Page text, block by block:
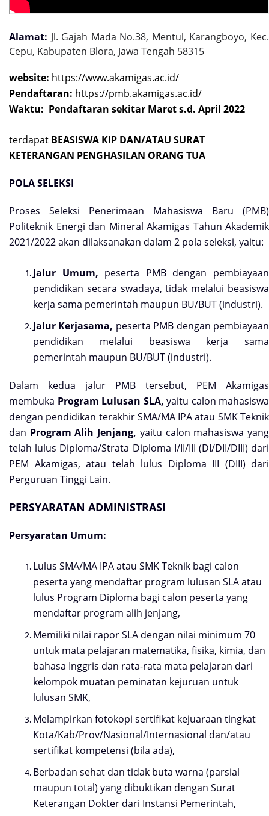
Alamat: Jl. Gajah Mada No.38, Mentul, Karangboyo, Kec.
Cepu, Kabupaten Blora, Jawa Tengah 58315
website: https://www.akamigas.ac.id/
Pendaftaran: https://pmb.akamigas.ac.id/
Waktu: Pendaftaran sekitar Maret s.d. April 2022
terdapat BEASISWA KIP DAN/ATAU SURAT
KETERANGAN PENGHASILAN ORANG TUA
POLA SELEKSI
Proses Seleksi Penerimaan Mahasiswa Baru (PMB)
Politeknik Energi dan Mineral Akamigas Tahun Akademik
2021/2022 akan dilaksanakan dalam 2 pola seleksi, yaitu:
Jalur Umum, peserta PMB dengan pembiayaan
pendidikan secara swadaya, tidak melalui beasiswa
kerja sama pemerintah maupun BU/BUT (industri).
Jalur Kerjasama, peserta PMB dengan pembiayaan
pendidikan melalui beasiswa kerja sama
pemerintah maupun BU/BUT (industri).
Dalam kedua jalur PMB tersebut, PEM Akamigas
membuka Program Lulusan SLA, yaitu calon mahasiswa
dengan pendidikan terakhir SMA/MA IPA atau SMK Teknik
dan Program Alih Jenjang, yaitu calon mahasiswa yang
telah lulus Diploma/Strata Diploma I/II/III (DI/DII/DIII) dari
PEM Akamigas, atau telah lulus Diploma III (DIII) dari
Perguruan Tinggi Lain.
PERSYARATAN ADMINISTRASI
Persyaratan Umum:
Lulus SMA/MA IPA atau SMK Teknik bagi calon
peserta yang mendaftar program lulusan SLA atau
lulus Program Diploma bagi calon peserta yang
mendaftar program alih jenjang,
Memiliki nilai rapor SLA dengan nilai minimum 70
untuk mata pelajaran matematika, fisika, kimia, dan
bahasa Inggris dan rata-rata mata pelajaran dari
kelompok muatan peminatan kejuruan untuk
lulusan SMK,
Melampirkan fotokopi sertifikat kejuaraan tingkat
Kota/Kab/Prov/Nasional/Internasional dan/atau
sertifikat kompetensi (bila ada),
Berbadan sehat dan tidak buta warna (parsial
maupun total) yang dibuktikan dengan Surat
Keterangan Dokter dari Instansi Pemerintah,